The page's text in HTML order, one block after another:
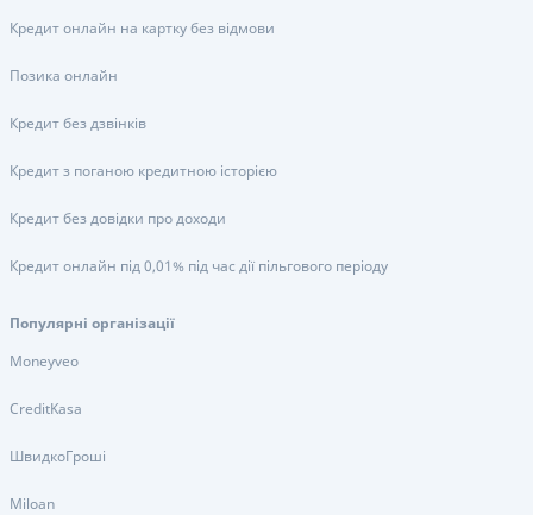
Кредит онлайн на картку без відмови
Позика онлайн
Кредит без дзвінків
Кредит з поганою кредитною історією
Кредит без довідки про доходи
Кредит онлайн під 0,01% під час дії пільгового періоду
Популярні організації
Moneyveo
CreditKasa
ШвидкоГроші
Miloan